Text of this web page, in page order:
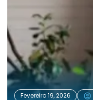
Fevereiro 19, 2026